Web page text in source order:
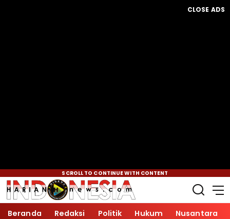
CLOSE ADS
SCROLL TO CONTINUE WITH CONTENT
Beranda Redaksi Politik Hukum Nusantara